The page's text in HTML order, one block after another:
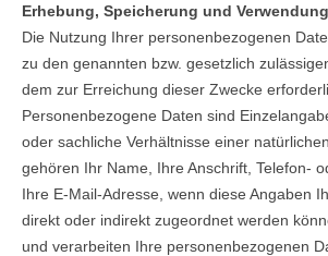
Erhebung, Speicherung und
Die Nutzung Ihrer personenbezogenen
zu den genannten bzw. gesetzlich
dem zur Erreichung dieser Zwecke
Personenbezogene Daten sind
oder sachliche Verhältnisse einer
gehören Ihr Name, Ihre Anschrift, Telefon-
Ihre E-Mail-Adresse, wenn diese Angaben
direkt oder indirekt zugeordnet werden
und verarbeiten Ihre personenbezogenen